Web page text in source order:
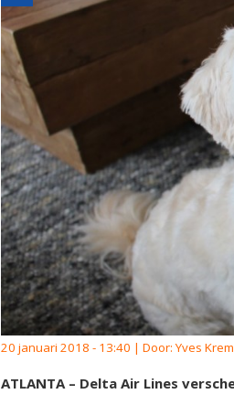
20 januari 2018 - 13:40 | Door:Yves
ATLANTA – Delta Air Lines